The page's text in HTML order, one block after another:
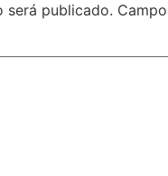
será publicado.